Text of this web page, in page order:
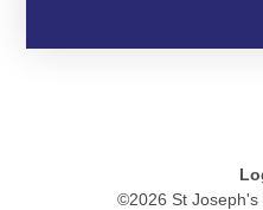
©2026 St Joseph's